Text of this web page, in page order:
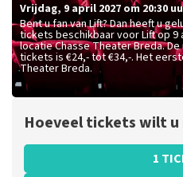
vrijdag, 9 april 2027 om 20:30
Bent u fan van Lift? Dan heeft u
tickets beschikbaar voor Lift op 9
locatie Chasse Theater Breda.
tickets is €24,- tot €34,-. Het
Theater Breda.
Hoeveel tickets wilt u
1